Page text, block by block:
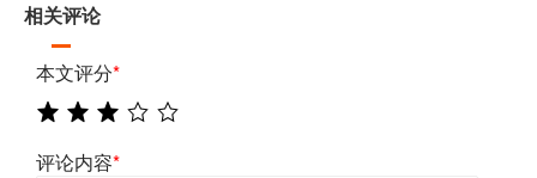
相关评论
本文评分*
评论内容*